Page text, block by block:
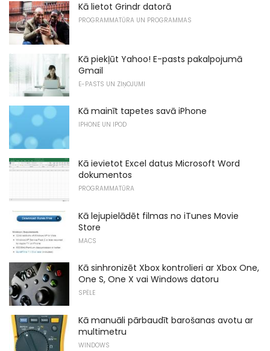
Kā lietot Grindr datorā
PROGRAMMATŪRA UN PROGRAMMAS
Kā piekļūt Yahoo! E-pasts pakalpojumā
Gmail
E-PASTS UN ZIŅOJUMI
Kā mainīt tapetes savā iPhone
IPHONE UN IPOD
Kā ievietot Excel datus Microsoft Word
dokumentos
PROGRAMMATŪRA
Kā lejupielādēt filmas no iTunes Movie
Store
MACS
Kā sinhronizēt Xbox kontrolieri ar Xbox One,
One S, One X vai Windows datoru
SPĒLE
Kā manuāli pārbaudīt barošanas avotu ar
multimetru
WINDOWS